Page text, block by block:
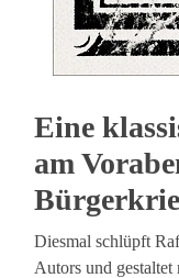
Eine
am
Diesmal schlüpft
Autors und